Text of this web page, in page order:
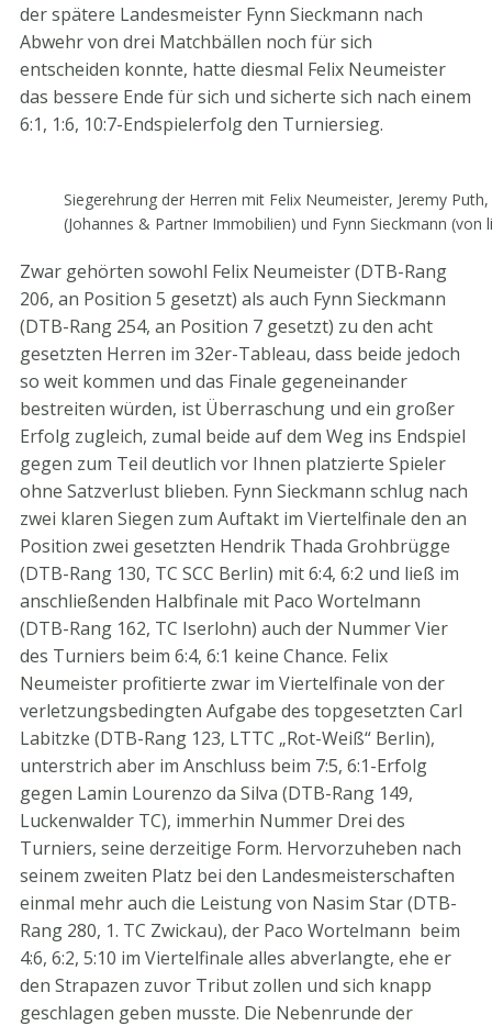
der spätere Landesmeister Fynn Sieckmann nach
Abwehr von drei Matchbällen noch für sich
entscheiden konnte, hatte diesmal Felix Neumeister
das bessere Ende für sich und sicherte sich nach einem
6:1, 1:6, 10:7-Endspielerfolg den Turniersieg.
Siegerehrung der Herren mit Felix Neumeister, Jeremy
(Johannes & Partner Immobilien) und Fynn Sieckmann (von
Zwar gehörten sowohl Felix Neumeister (DTB-Rang
206, an Position 5 gesetzt) als auch Fynn Sieckmann
(DTB-Rang 254, an Position 7 gesetzt) zu den acht
gesetzten Herren im 32er-Tableau, dass beide jedoch
so weit kommen und das Finale gegeneinander
bestreiten würden, ist Überraschung und ein großer
Erfolg zugleich, zumal beide auf dem Weg ins Endspiel
gegen zum Teil deutlich vor Ihnen platzierte Spieler
ohne Satzverlust blieben. Fynn Sieckmann schlug nach
zwei klaren Siegen zum Auftakt im Viertelfinale den an
Position zwei gesetzten Hendrik Thada Grohbrügge
(DTB-Rang 130, TC SCC Berlin) mit 6:4, 6:2 und ließ im
anschließenden Halbfinale mit Paco Wortelmann
(DTB-Rang 162, TC Iserlohn) auch der Nummer Vier
des Turniers beim 6:4, 6:1 keine Chance. Felix
Neumeister profitierte zwar im Viertelfinale von der
verletzungsbedingten Aufgabe des topgesetzten Carl
Labitzke (DTB-Rang 123, LTTC „Rot-Weiß“ Berlin),
unterstrich aber im Anschluss beim 7:5, 6:1-Erfolg
gegen Lamin Lourenzo da Silva (DTB-Rang 149,
Luckenwalder TC), immerhin Nummer Drei des
Turniers, seine derzeitige Form. Hervorzuheben nach
seinem zweiten Platz bei den Landesmeisterschaften
einmal mehr auch die Leistung von Nasim Star (DTB-
Rang 280, 1. TC Zwickau), der Paco Wortelmann beim
4:6, 6:2, 5:10 im Viertelfinale alles abverlangte, ehe er
den Strapazen zuvor Tribut zollen und sich knapp
geschlagen geben musste. Die Nebenrunde der